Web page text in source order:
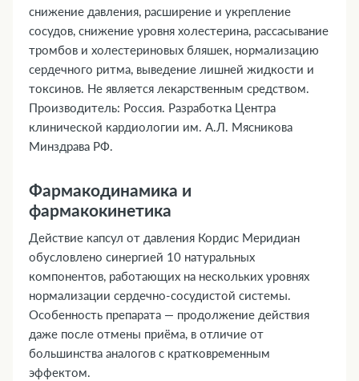
снижение давления, расширение и укрепление
сосудов, снижение уровня холестерина, рассасывание
тромбов и холестериновых бляшек, нормализацию
сердечного ритма, выведение лишней жидкости и
токсинов. Не является лекарственным средством.
Производитель: Россия. Разработка Центра
клинической кардиологии им. А.Л. Мясникова
Минздрава РФ.
Фармакодинамика и
фармакокинетика
Действие капсул от давления Кордис Меридиан
обусловлено синергией 10 натуральных
компонентов, работающих на нескольких уровнях
нормализации сердечно-сосудистой системы.
Особенность препарата — продолжение действия
даже после отмены приёма, в отличие от
большинства аналогов с кратковременным
эффектом.